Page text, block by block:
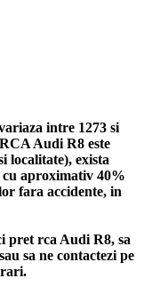
intre 1273 si
Audi R8 este
localitate), exista
aproximativ 40%
fara accidente, in
pret rca Audi R8, sa
sa ne contactezi pe